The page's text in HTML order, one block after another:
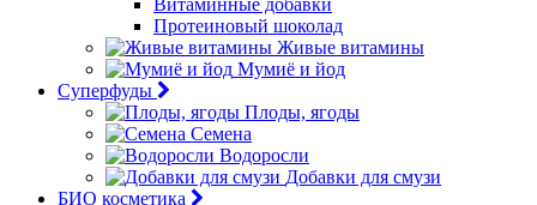
Витаминные добавки
Протеиновый шоколад
Живые витамины
Мумиё и йод
Суперфуды
Плоды, ягоды
Семена
Водоросли
Добавки для смузи
БИО косметика